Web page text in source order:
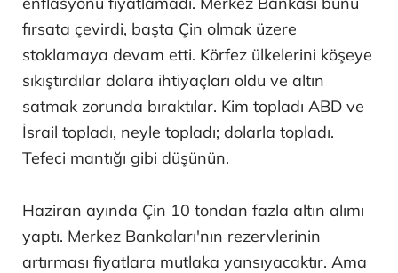
fırsata çevirdi, başta Çin olmak üzere
stoklamaya devam etti. Körfez ülkelerini köşeye
sıkıştırdılar dolara ihtiyaçları oldu ve altın
satmak zorunda bıraktılar. Kim topladı ABD ve
İsrail topladı, neyle topladı; dolarla topladı.
Tefeci mantığı gibi düşünün.
Haziran ayında Çin 10 tondan fazla altın alımı
yaptı. Merkez Bankaları'nın rezervlerinin
artırması fiyatlara mutlaka yansıyacaktır. Ama